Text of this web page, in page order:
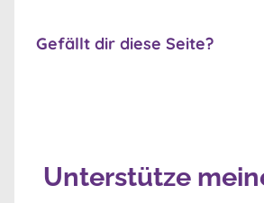
Gefällt dir diese Seite?
Unterstütze